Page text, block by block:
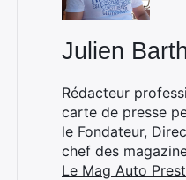
Julien
Rédacteur
carte de presse
le Fondateur,
chef des
Le Mag Auto